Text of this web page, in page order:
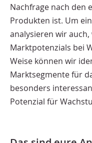
Nachfrage nach den
Produkten ist. Um
analysieren wir
Marktpotenzials bei
Weise können wir
Marktsegmente für
besonders
Potenzial für